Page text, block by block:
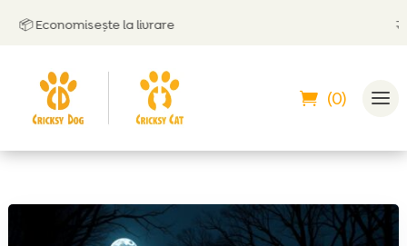
Economisește la livrare
(0)